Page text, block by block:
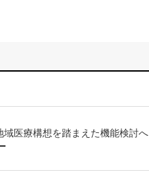
域医療構想を踏まえた機能検討へ